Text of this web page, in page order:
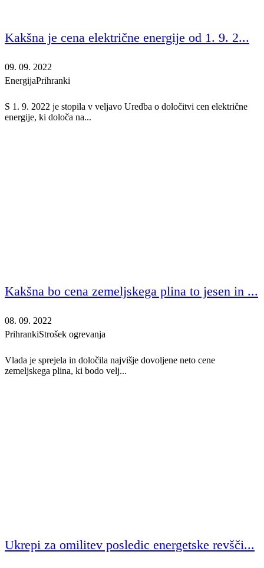
Kakšna je cena električne energije od 1. 9. 2...
09. 09. 2022
EnergijaPrihranki
S 1. 9. 2022 je stopila v veljavo Uredba o določitvi cen električne
energije, ki določa na...
Kakšna bo cena zemeljskega plina to jesen in ...
08. 09. 2022
PrihrankiStrošek ogrevanja
Vlada je sprejela in določila najvišje dovoljene neto cene
zemeljskega plina, ki bodo velj...
Ukrepi za omilitev posledic energetske revšči...